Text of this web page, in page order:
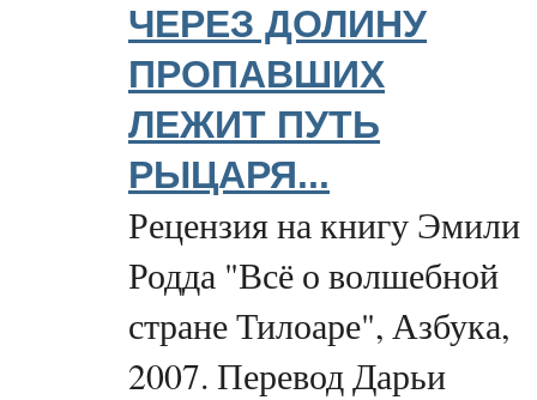
ЧЕРЕЗ ДОЛИНУ
ПРОПАВШИХ
ЛЕЖИТ ПУТЬ
РЫЦАРЯ...
Рецензия на книгу Эмили
Родда "Всё о волшебной
стране Тилоаре", Азбука,
2007. Перевод Дарьи